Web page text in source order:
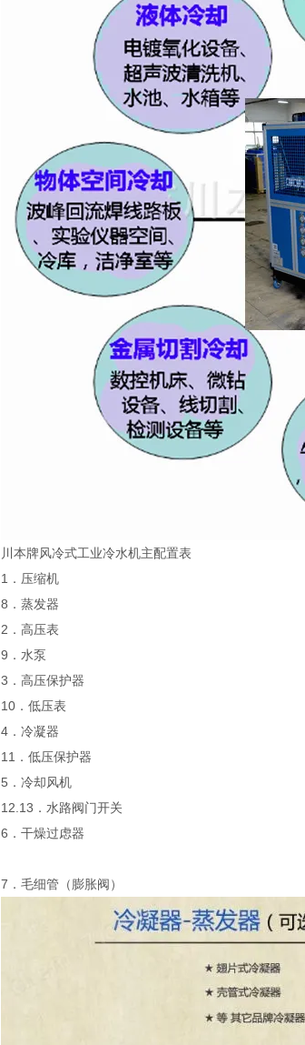
川本牌风冷式工业冷水机主配置表
1．压缩机
8．蒸发器
2．高压表
9．水泵
3．高压保护器
10．低压表
4．冷凝器
11．低压保护器
5．冷却风机
12.13．水路阀门开关
6．干燥过虑器
7．毛细管（膨胀阀）